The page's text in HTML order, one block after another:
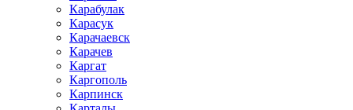
Карабулак
Карасук
Карачаевск
Карачев
Каргат
Каргополь
Карпинск